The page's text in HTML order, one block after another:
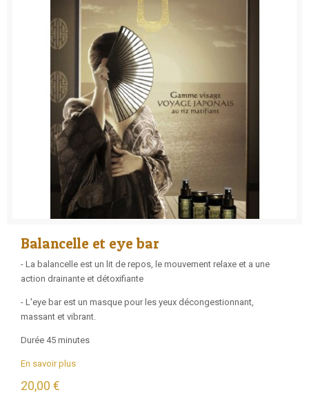
Balancelle et eye bar
- La balancelle est un lit de repos, le mouvement relaxe et a une
action drainante et détoxifiante
- L'eye bar est un masque pour les yeux décongestionnant,
massant et vibrant.
Durée 45 minutes
En savoir plus
20,00 €